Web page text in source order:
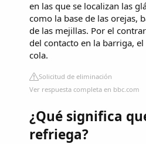
en las que se localizan las
como la base de las orejas,
de las mejillas. Por el
del contacto en la barriga,
cola.
Solicitud de eliminación
Ver respuesta completa en bbc.com
¿Qué significa
refriega?